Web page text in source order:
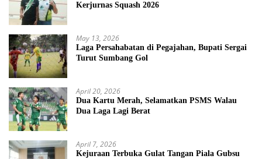
Kerjurnas Squash 2026
May 13, 2026
Laga Persahabatan di Pegajahan, Bupati Sergai
Turut Sumbang Gol
April 20, 2026
Dua Kartu Merah, Selamatkan PSMS Walau
Dua Laga Lagi Berat
April 7, 2026
Kejuraan Terbuka Gulat Tangan Piala Gubsu